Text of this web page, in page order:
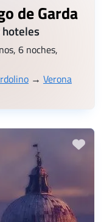
de Garda
hoteles
6 noches,
→ Verona